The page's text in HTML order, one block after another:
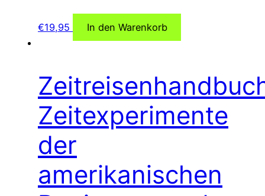
€19,95 In den Warenkorb
Zeitexperimente
der
amerikanischen